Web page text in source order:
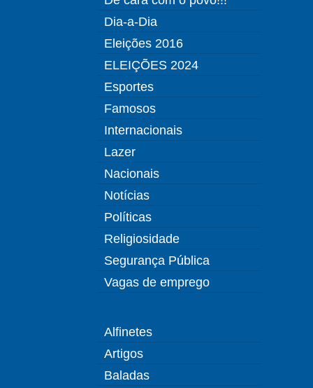
Dia-a-Dia
Eleições 2016
ELEIÇÕES 2024
Esportes
Famosos
Internacionais
Lazer
Nacionais
Notícias
Políticas
Religiosidade
Segurança Pública
Vagas de emprego
Alfinetes
Artigos
Baladas